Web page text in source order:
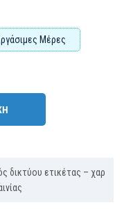
Μέρες
δικτύου ετικέτας – χαρ